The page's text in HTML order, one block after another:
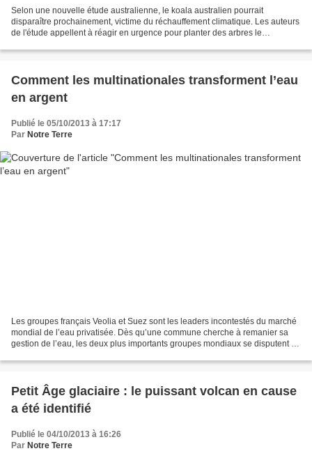
Selon une nouvelle étude australienne, le koala australien pourrait
disparaître prochainement, victime du réchauffement climatique. Les auteurs
de l'étude appellent à réagir en urgence pour planter des arbres le
Comment les multinationales transforment l’eau
en argent
Publié le 05/10/2013 à 17:17
Par Notre Terre
Les groupes français Veolia et Suez sont les leaders incontestés du marché
mondial de l’eau privatisée. Dès qu’une commune cherche à remanier sa
gestion de l’eau, les deux plus importants groupes mondiaux se disputent le
Petit Âge glaciaire : le puissant volcan en cause
a été identifié
Publié le 04/10/2013 à 16:26
Par Notre Terre